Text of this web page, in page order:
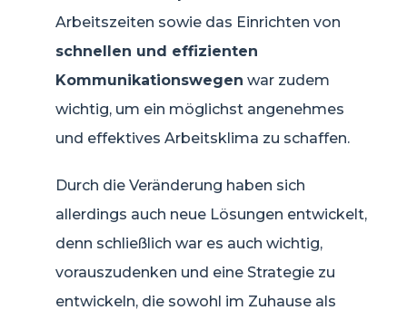
Arbeitszeiten sowie das Einrichten von
schnellen und effizienten
Kommunikationswegen war zudem
wichtig, um ein möglichst angenehmes
und effektives Arbeitsklima zu schaffen.
Durch die Veränderung haben sich
allerdings auch neue Lösungen entwickelt,
denn schließlich war es auch wichtig,
vorauszudenken und eine Strategie zu
entwickeln, die sowohl im Zuhause als